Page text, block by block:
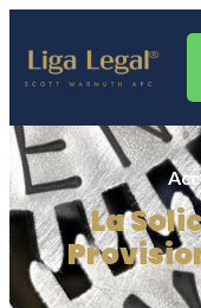
Nota:
sitio
web
sistema
de
accesibilidad.
La